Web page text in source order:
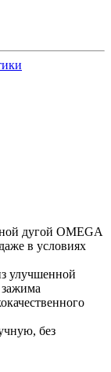
дугой OMEGA
в условиях
улучшенной
без